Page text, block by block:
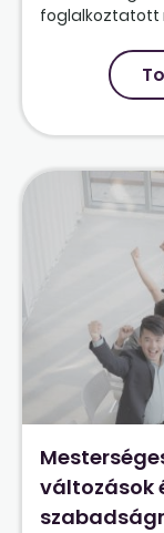
foglalkoztatott
változások